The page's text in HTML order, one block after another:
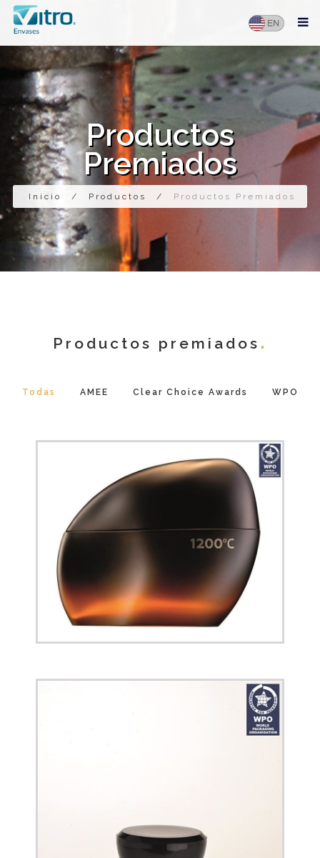
Productos
Premiados
Inicio / Productos / Productos Premiados
Productos premiados
Todas AMEE Clear Choice Awards WPO